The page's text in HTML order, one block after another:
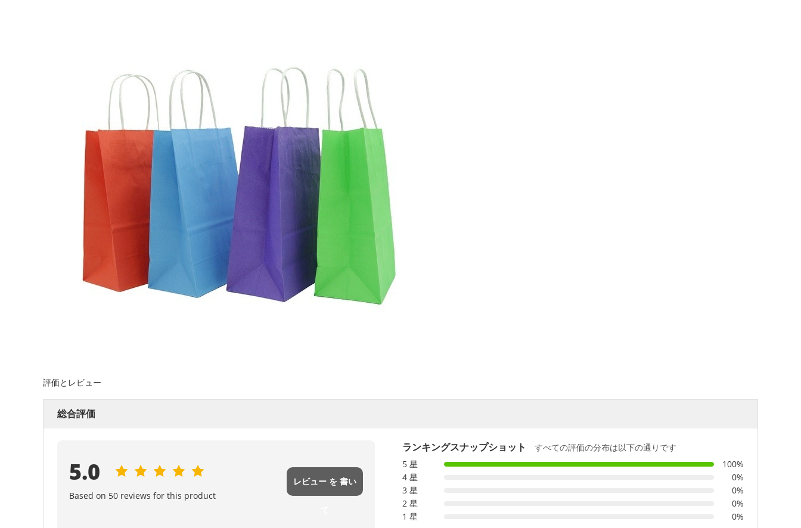
評価とレビュー
総合評価
5.0
Based on 50 reviews for this product
レビュー を 書い
ランキングスナップショット
すべての評価の分布は以下の通りです
5 星
100%
4 星
0%
3 星
0%
2 星
0%
1 星
0%